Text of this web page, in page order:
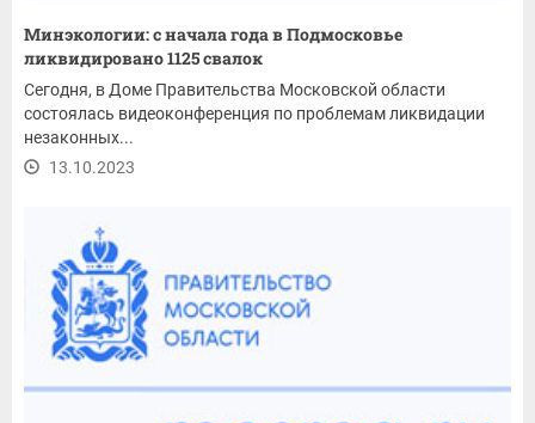
Минэкологии: с начала года в Подмосковье
ликвидировано 1125 свалок
Сегодня, в Доме Правительства Московской области
состоялась видеоконференция по проблемам ликвидации
незаконных...
13.10.2023